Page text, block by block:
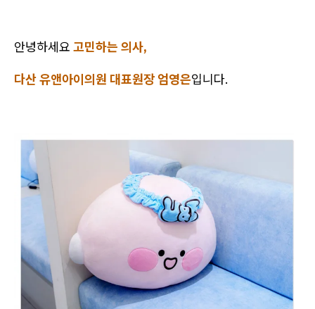
안녕하세요 고민하는 의사,
다산 유앤아이의원 대표원장 엄영은입니다.